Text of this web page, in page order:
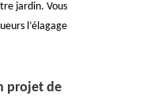
jardin. Vous
l’élagage
projet de